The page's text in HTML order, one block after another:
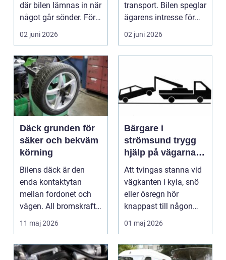
där bilen lämnas in när
något går sönder. För
många biläg...
02 juni 2026
transport. Bilen speglar
ägarens intresse för
teknik, histo...
02 juni 2026
Däck grunden för
säker och bekväm
körning
Bilens däck är den
enda kontaktytan
mellan fordonet och
vägen. All bromskraft,
styrning och accelera...
11 maj 2026
Bärgare i
strömsund trygg
hjälp på vägarna
året runt
Att tvingas stanna vid
vägkanten i kyla, snö
eller ösregn hör
knappast till någon
bilägares drömscen...
01 maj 2026